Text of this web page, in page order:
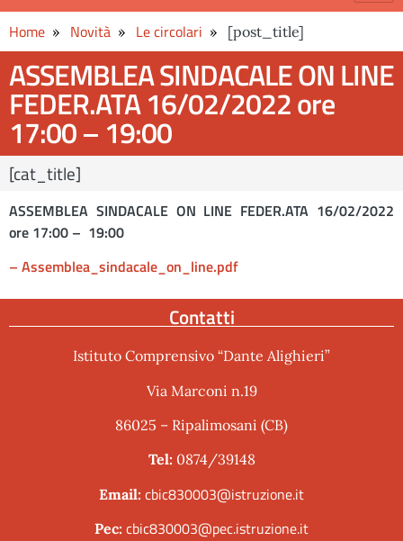
Home Novità Le circolari [post_title]
ASSEMBLEA SINDACALE ON LINE
FEDER.ATA 16/02/2022 ore
17:00 – 19:00
[cat_title]
ASSEMBLEA SINDACALE ON LINE FEDER.ATA 16/02/2022
ore 17:00 – 19:00
– Assemblea_sindacale_on_line.pdf
Contatti
Istituto Comprensivo “Dante Alighieri”
Via Marconi n.19
86025 – Ripalimosani (CB)
Tel: 0874/39148
Email: cbic830003@istruzione.it
Pec: cbic830003@pec.istruzione.it